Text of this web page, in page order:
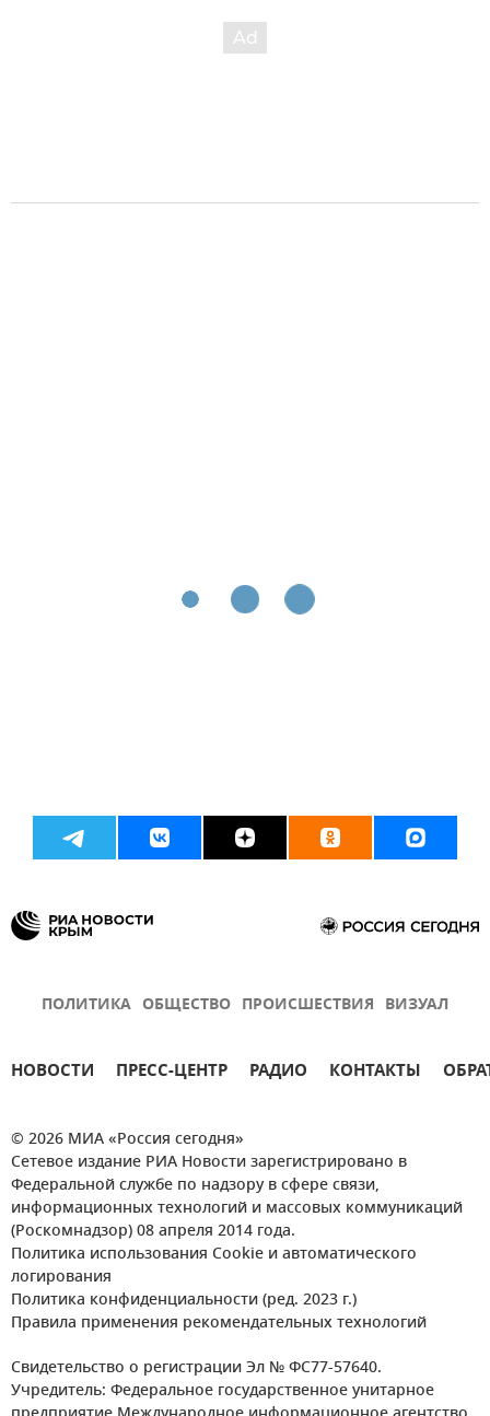
ПОЛИТИКА ОБЩЕСТВО ПРОИСШЕСТВИЯ ВИЗУАЛ
НОВОСТИ ПРЕСС-ЦЕНТР РАДИО КОНТАКТЫ
© 2026 МИА «Россия сегодня»
Сетевое издание РИА Новости зарегистрировано в
Федеральной службе по надзору в сфере связи,
информационных технологий и массовых коммуникаций
(Роскомнадзор) 08 апреля 2014 года.
Политика использования Cookie и автоматического
логирования
Политика конфиденциальности (ред. 2023 г.)
Правила применения рекомендательных технологий
Свидетельство о регистрации Эл № ФС77-57640.
Учредитель: Федеральное государственное унитарное